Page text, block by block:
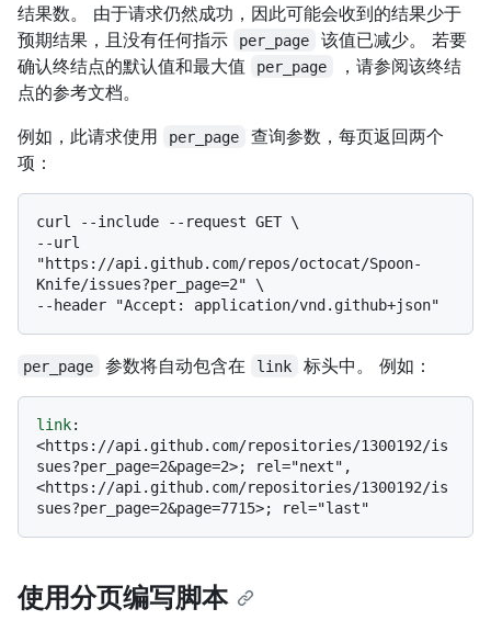
结果数。 由于请求仍然成功，因此可能会收到的结果少于
预期结果，且没有任何指示
per_page
该值已减少。 若要
确认终结点的默认值和最大值
per_page
，请参阅该终结
点的参考文档。
例如，此请求使用
per_page
查询参数，每页返回两个
项：
curl --include --request GET \
--url
"https://api.github.com/repos/octocat/Spoon-
Knife/issues?per_page=2" \
per_page 参数将自动包含在 link 标头中。 例如：
link
<https://api.github.com/repositories/1300192/is
sues?per_page=2&page=2>; rel="next",
<https://api.github.com/repositories/1300192/is
使用分页编写脚本